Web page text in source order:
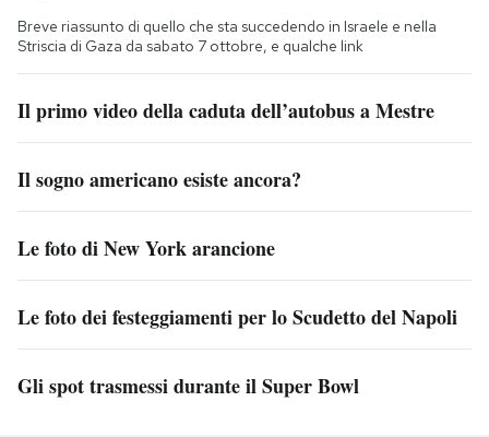
Breve riassunto di quello che sta succedendo in Israele e nella
Striscia di Gaza da sabato 7 ottobre, e qualche link
Il primo video della caduta dell’autobus a Mestre
Il sogno americano esiste ancora?
Le foto di New York arancione
Le foto dei festeggiamenti per lo Scudetto del Napoli
Gli spot trasmessi durante il Super Bowl